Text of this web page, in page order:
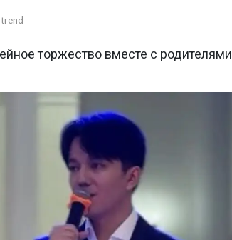
trend
торжество вместе с родителями